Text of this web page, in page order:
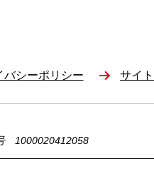
バシーポリシー サイ
1000020412058